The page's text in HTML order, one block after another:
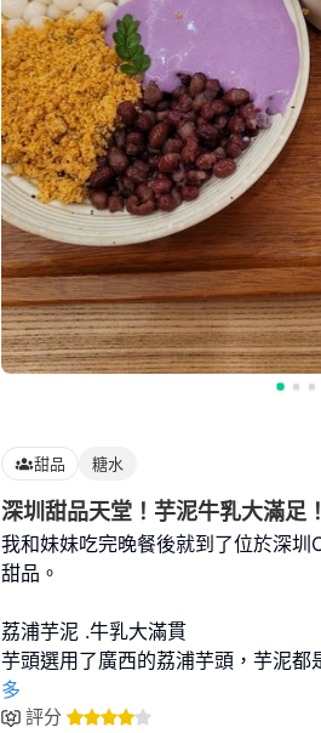
甜品 糖水
深圳甜品天堂！芋泥牛乳大滿足
我和妹妹吃完晚餐後就到了位於深
甜品。
荔浦芋泥 .牛乳大滿貫
芋頭選用了廣西的荔浦芋頭，芋泥都
多
評分